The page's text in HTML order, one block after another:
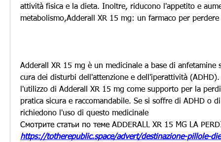
attività fisica e la dieta. Inoltre, riducono l'appetito e
metabolismo,Adderall XR 15 mg: un farmaco per perdere
Adderall XR 15 mg è un medicinale a base di anfetamine
cura dei disturbi dell'attenzione e dell'iperattività (ADHD).
l'utilizzo di Adderall XR 15 mg come supporto per la
pratica sicura e raccomandabile. Se si soffre di ADHD o
richiedono l'uso di questo medicinale
Смотрите статьи по теме ADDERALL XR 15 MG LA
https://totherepublic.space/advert/destinazione-pillole-